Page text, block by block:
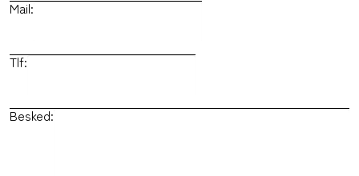
Mail:
Tlf:
Besked: